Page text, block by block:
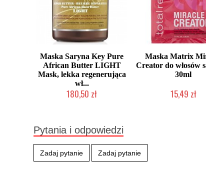
Maska Saryna Key Pure
African Butter LIGHT
Mask, lekka regenerująca
wł...
180,50 zł
Maska Matrix
Creator do włosów
30ml
15,49 zł
Pytania i odpowiedzi
Zadaj pytanie Zadaj pytanie